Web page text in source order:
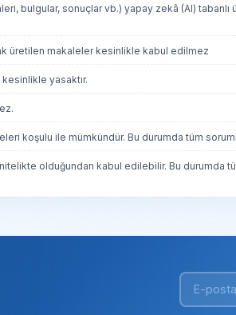
bulgular, sonuçlar vb.) yapay zekâ (AI)
üretilen makaleler kesinlikle kabul edilmez
yasaktır.
koşulu ile mümkündür. Bu durumda tüm
olduğundan kabul edilebilir. Bu durumda